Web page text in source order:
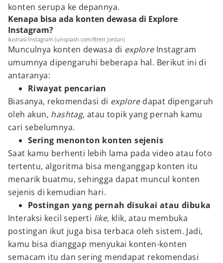
konten serupa ke depannya.
Kenapa bisa ada konten dewasa di Explore
Instagram?
ilustrasi Instagram (unsplash.com/Brett Jordan)
Munculnya konten dewasa di exploreInstagram
umumnya dipengaruhi beberapa hal. Berikut ini di
antaranya:
Riwayat pencarian
Biasanya, rekomendasi di exploredapat dipengaruh
oleh akun, hashtag, atau topik yang pernah kamu
cari sebelumnya.
Sering menonton konten sejenis
Saat kamu berhenti lebih lama pada video atau foto
tertentu, algoritma bisa menganggap konten itu
menarik buatmu, sehingga dapat muncul konten
sejenis di kemudian hari.
Postingan yang pernah disukai atau dibuka
Interaksi kecil seperti like, klik, atau membuka
postingan ikut juga bisa terbaca oleh sistem. Jadi,
kamu bisa dianggap menyukai konten-konten
semacam itu dan sering mendapat rekomendasi